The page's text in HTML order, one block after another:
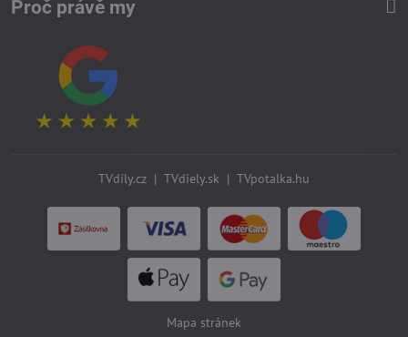
Proč právě my
TVdíly.cz | TVdiely.sk | TVpotalka.hu
Mapa stránek